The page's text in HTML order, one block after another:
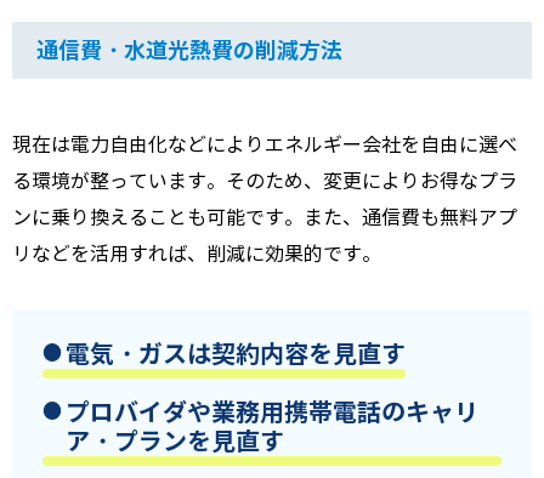
通信費・水道光熱費の削減方法
現在は電力自由化などによりエネルギー会社を自由に選べ
る環境が整っています。そのため、変更によりお得なプラ
ンに乗り換えることも可能です。また、通信費も無料アプ
リなどを活用すれば、削減に効果的です。
電気・ガスは契約内容を見直す
プロバイダや業務用携帯電話のキャリ
ア・プランを見直す